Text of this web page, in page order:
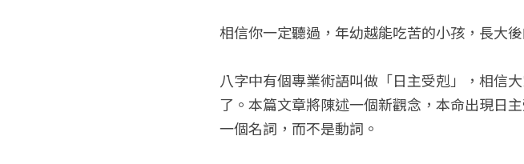
相信你一定聽過，年幼越能吃苦的小孩，長大
八字中有個專業術語叫做「日主受剋」，相信
了。本篇文章將陳述一個新觀念，本命出現日
一個名詞，而不是動詞。